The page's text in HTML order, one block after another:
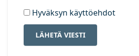
Hyväksyn käyttöehdot
LÄHETÄ VIESTI